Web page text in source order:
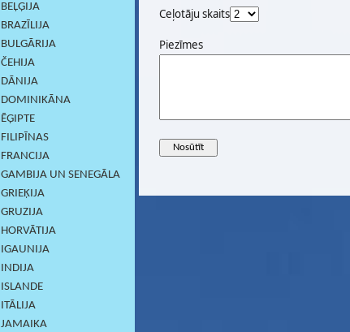
BEĻĢIJA
BRAZĪLIJA
BULGĀRIJA
ČEHIJA
DĀNIJA
DOMINIKĀNA
ĒĢIPTE
FILIPĪNAS
FRANCIJA
GAMBIJA UN SENEGĀLA
GRIEĶIJA
GRUZIJA
HORVĀTIJA
IGAUNIJA
INDIJA
ISLANDE
ITĀLIJA
JAMAIKA
Ceļotāju skaits
Piezīmes